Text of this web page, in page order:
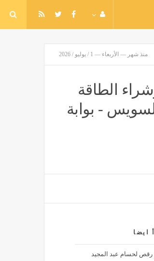
منذ شهر — الأربعاء — 1 / يوليو / 2026
الطاقة
- بوابة
ايضا
لحسام عبد المجيد